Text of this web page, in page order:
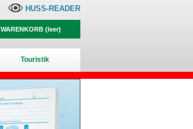
Touristik
HUSS-READER
WARENKORB(leer)